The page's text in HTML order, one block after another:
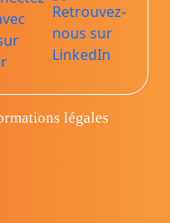
légales